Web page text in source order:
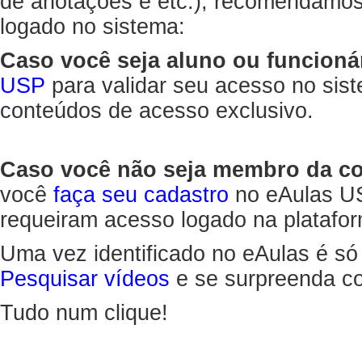
logado no sistema:
Caso você seja aluno ou
USP para validar seu acesso no
conteúdos de acesso exclusivo.
Caso você não seja membro da
você faça seu cadastro no eAulas
requeiram acesso logado na
Uma vez identificado no eAulas é
Pesquisar vídeos e se surpreenda
Tudo num clique!